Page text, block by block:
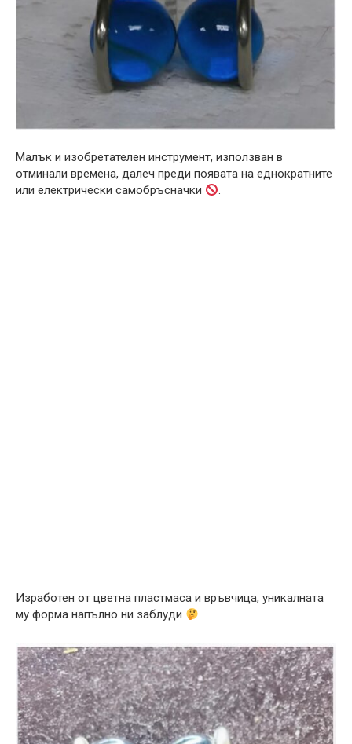
Малък и изобретателен инструмент, използван в
отминали времена, далеч преди появата на еднократните
или електрически самобръсначки
.
Изработен от цветна пластмаса и връвчица, уникалната
му форма напълно ни заблуди
.